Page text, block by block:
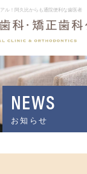
ル！阿久比からも通院便利な歯医者
NEWS
お知らせ